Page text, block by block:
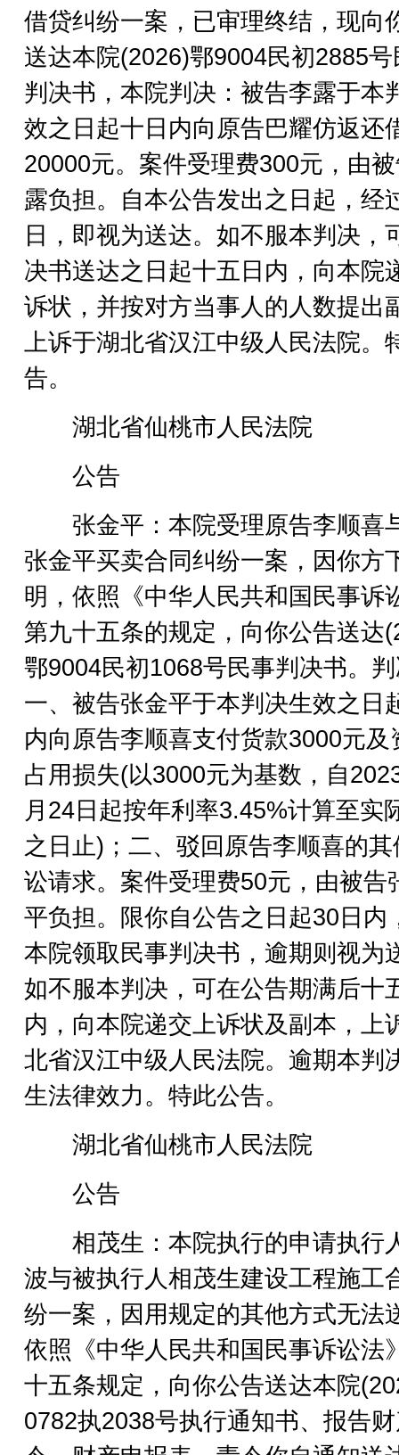
借贷纠纷一案，已审理终结，现向
送达本院(2026)鄂9004民初2885号
判决书，本院判决：被告李露于本
效之日起十日内向原告巴耀仿返还
20000元。案件受理费300元，由
露负担。自本公告发出之日起，经
日，即视为送达。如不服本判决，
决书送达之日起十五日内，向本院
诉状，并按对方当事人的人数提出
上诉于湖北省汉江中级人民法院。
告。
湖北省仙桃市人民法院
公告
张金平：本院受理原告李顺喜
张金平买卖合同纠纷一案，因你方
明，依照《中华人民共和国民事诉
第九十五条的规定，向你公告送达
鄂9004民初1068号民事判决书。
一、被告张金平于本判决生效之日
内向原告李顺喜支付货款3000元及
占用损失(以3000元为基数，自
月24日起按年利率3.45%计算至实
之日止)；二、驳回原告李顺喜的其
讼请求。案件受理费50元，由被告
平负担。限你自公告之日起30日内
本院领取民事判决书，逾期则视为
如不服本判决，可在公告期满后十
内，向本院递交上诉状及副本，上
北省汉江中级人民法院。逾期本判
生法律效力。特此公告。
湖北省仙桃市人民法院
公告
相茂生：本院执行的申请执行
波与被执行人相茂生建设工程施工
纷一案，因用规定的其他方式无法
依照《中华人民共和国民事诉讼法
十五条规定，向你公告送达本院
0782执2038号执行通知书、报告